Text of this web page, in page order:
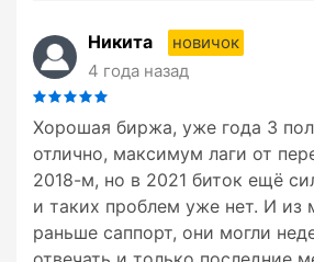
Никита
новичок
4 года назад
Хорошая биржа, уже года 3
отлично, максимум лаги от
2018-м, но в 2021 биток ещё
и таких проблем уже нет. И из
раньше саппорт, они могли